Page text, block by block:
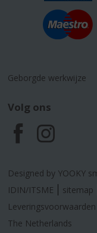
Geborgde werkwijze
Volg ons
F
a
c
e
I
n
s
t
Designed by YOOKY
IDIN/ITSME
sitemap
Leveringsvoorwaarden
The Netherlands